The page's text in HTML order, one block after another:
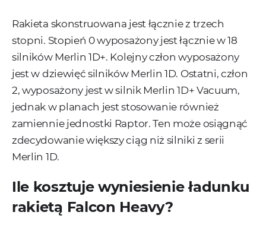
Rakieta skonstruowana jest łącznie z trzech
stopni. Stopień 0 wyposażony jest łącznie w 18
silników Merlin 1D+. Kolejny człon wyposażony
jest w dziewięć silników Merlin 1D. Ostatni, człon
2, wyposażony jest w silnik Merlin 1D+ Vacuum,
jednak w planach jest stosowanie również
zamiennie jednostki Raptor. Ten może osiągnąć
zdecydowanie większy ciąg niż silniki z serii
Merlin 1D.
Ile kosztuje wyniesienie ładunku
rakietą Falcon Heavy?